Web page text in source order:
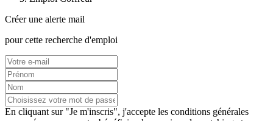
Créer une alerte mail
pour cette recherche d'emploi
En cliquant sur "Je m'inscris", j'accepte les conditions générales